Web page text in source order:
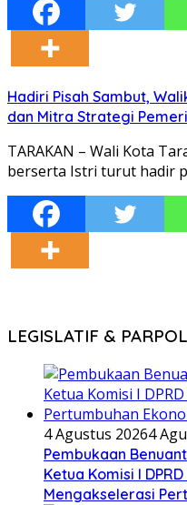
Hadiri Pisah Sambut,
dan Mitra Strategi
TARAKAN – Wali Kota
berserta Istri turut hadir
LEGISLATIF & PARPOL
4 Agustus 20264
Pembukaan
Ketua Komisi I
Mengakselerasi